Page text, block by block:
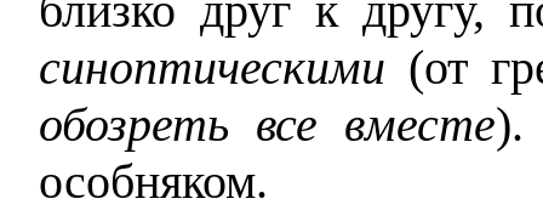
синоптическими (от
обозреть все вместе).
особняком.